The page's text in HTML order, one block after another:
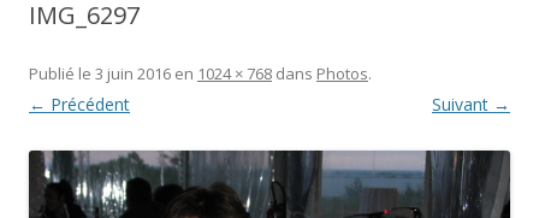
IMG_6297
Publié le 3 juin 2016 en 1024 × 768 dans Photos.
← Précédent Suivant →